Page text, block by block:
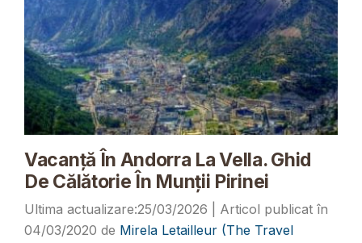
Vacanță În Andorra La Vella. Ghid
De Călătorie În Munții Pirinei
25/03/2026
04/03/2020 de Mirela Letailleur (The Travel